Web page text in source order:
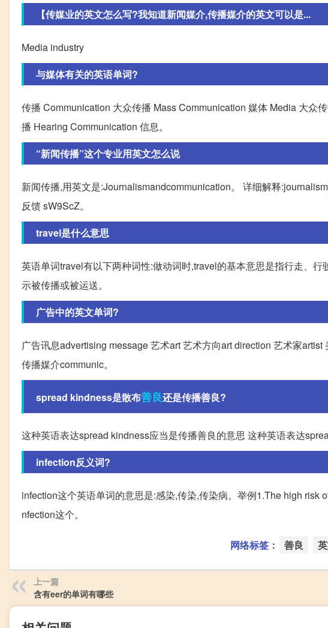
【传媒业的英文怎么写?我知道新闻媒介,传播媒介的英文可以是...
Media industry
与媒体有关的英语单词?
传播 Communication 大众传播 Mass Communication 媒体 Media 大众
播 Hearing Communication 信息。
“新闻传播”这个专业用英文怎么说
新闻传播,用英文是:Journalismandcommunication。 详细解释
反馈 sW9ScZ。
travel是什么意思
英语单词travel有以下两种词性:做动词时,travel的基本意思是指行走、
示被传播或被运送。
广告中的英文单词?
广告讯息advertising message 艺术art 艺术方向art direction 艺术家
传播媒介communic。
spread kindness是散布善良还是传播善良?
这种英语表达spread kindness应当是传播善良的意思 这种英语表达
infection反义词?
infection这个英语单词的意思是:感染,传染,传染病。举例1.The high risk
nfection这个。
网络标签： 善良
上一篇
含有eer的单词有哪些